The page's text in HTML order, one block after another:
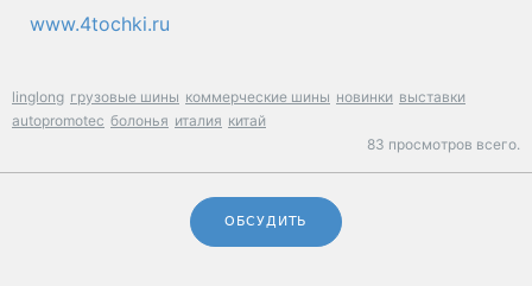
www.4tochki.ru
linglong грузовые шины коммерческие шины новинки выставки
autopromotec болонья италия китай
83 просмотров всего.
ОБСУДИТЬ